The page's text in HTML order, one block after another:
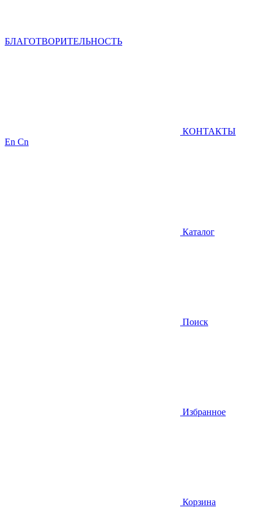
БЛАГОТВОРИТЕЛЬНОСТЬ
КОНТАКТЫ
En Cn
Каталог
Поиск
Избранное
Корзина